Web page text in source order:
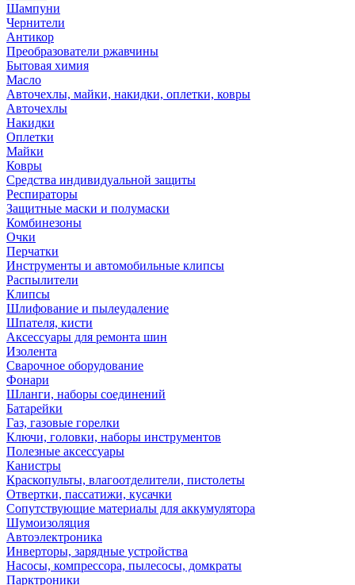
Шампуни
Чернители
Антикор
Преобразователи ржавчины
Бытовая химия
Масло
Авточехлы, майки, накидки, оплетки, ковры
Авточехлы
Накидки
Оплетки
Майки
Ковры
Средства индивидуальной защиты
Респираторы
Защитные маски и полумаски
Комбинезоны
Очки
Перчатки
Инструменты и автомобильные клипсы
Распылители
Клипсы
Шлифование и пылеудаление
Шпателя, кисти
Аксессуары для ремонта шин
Изолента
Сварочное оборудование
Фонари
Шланги, наборы соединений
Батарейки
Газ, газовые горелки
Ключи, головки, наборы инструментов
Полезные аксессуары
Канистры
Краскопульты, влагоотделители, пистолеты
Отвертки, пассатижи, кусачки
Сопутствующие материалы для аккумулятора
Шумоизоляция
Автоэлектроника
Инверторы, зарядные устройства
Насосы, компрессора, пылесосы, домкраты
Парктроники